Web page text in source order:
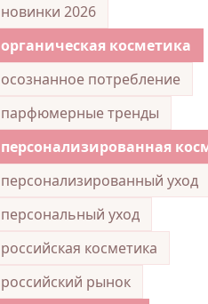
новинки 2026
органическая косметика
осознанное потребление
парфюмерные тренды
персонализированная
персонализированный уход
персональный уход
российская косметика
российский рынок